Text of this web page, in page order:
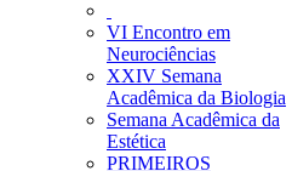
VI Encontro em
Neurociências
XXIV Semana
Acadêmica da Biologia
Semana Acadêmica da
Estética
PRIMEIROS